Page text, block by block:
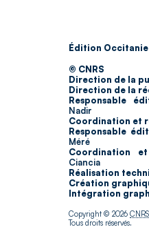
Édition Occitanie
© CNRS
Direction de la
Direction de la
Responsable
Nadir
Coordination et
Responsable
Méré
Coordination
Ciancia
Réalisation
Création
Intégration
Copyright © 2026CNRS
Tous droits réservés.